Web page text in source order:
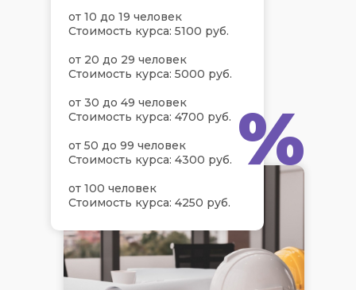
от 10 до 19 человек
Стоимость курса: 5100 руб.
от 20 до 29 человек
Стоимость курса: 5000 руб.
от 30 до 49 человек
Стоимость курса: 4700 руб.
от 50 до 99 человек
Стоимость курса: 4300 руб.
от 100 человек
Стоимость курса: 4250 руб.
%